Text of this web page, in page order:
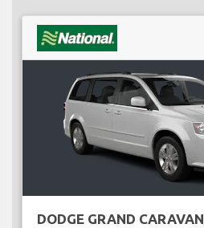
DODGE GRAND CARAVAN